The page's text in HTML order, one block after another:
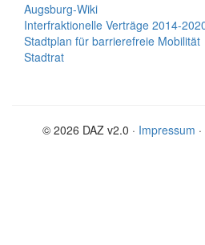
Augsburg-Wiki
Interfraktionelle Verträge 2014-
Stadtplan für barrierefreie Mobilität
Stadtrat
© 2026 DAZ v2.0 · Impressum ·